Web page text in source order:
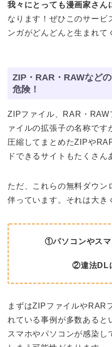
我々にとっても漫画家さん
なります！ぜひこのサービ
ンガがどんどんと生まれて
ZIP・RAR・RAWなど
危険！
ZIPファイル、RAR・RAW
ァイルの拡張子の名称です
圧縮してまとめたZIPや
ドできるサイトもたくさん
ただ、これらの無料ダウン
伴っています。それは大き
①パソコンやス
②違法DL
まずはZIPファイルやRAR
れている事例が多数あると
スマホやパソコンが感染し